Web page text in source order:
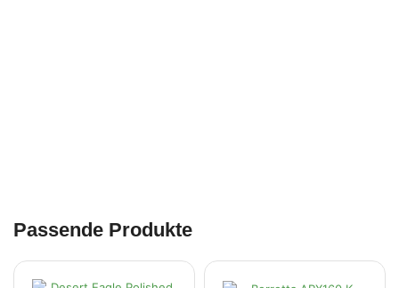
Passende Produkte